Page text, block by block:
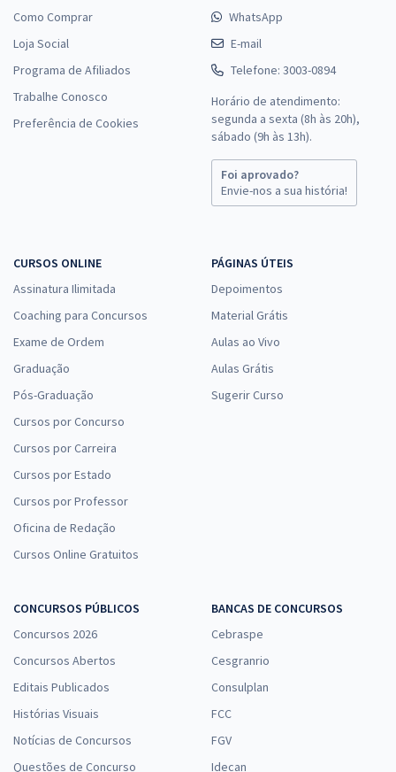
Como Comprar
Loja Social
Programa de Afiliados
Trabalhe Conosco
Preferência de Cookies
WhatsApp
E-mail
Telefone: 3003-0894
Horário de atendimento:
segunda a sexta (8h às 20h),
sábado (9h às 13h).
Foi aprovado?
Envie-nos a sua história!
CURSOS ONLINE
Assinatura Ilimitada
Coaching para Concursos
Exame de Ordem
Graduação
Pós-Graduação
Cursos por Concurso
Cursos por Carreira
Cursos por Estado
Cursos por Professor
Oficina de Redação
Cursos Online Gratuitos
PÁGINAS ÚTEIS
Depoimentos
Material Grátis
Aulas ao Vivo
Aulas Grátis
Sugerir Curso
CONCURSOS PÚBLICOS
Concursos 2026
Concursos Abertos
Editais Publicados
Histórias Visuais
Notícias de Concursos
Questões de Concurso
BANCAS DE CONCURSOS
Cebraspe
Cesgranrio
Consulplan
FCC
FGV
Idecan